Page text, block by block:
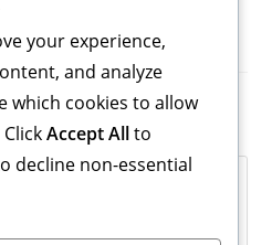
your experience,
and analyze
which cookies to allow
ClickAccept Allto
decline non-essential